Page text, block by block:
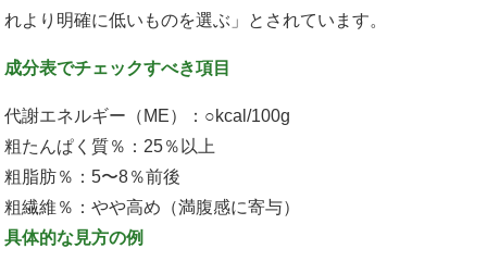
れより明確に低いものを選ぶ」とされています。
成分表でチェックすべき項目
代謝エネルギー（ME）：○kcal/100g
粗たんぱく質％：25％以上
粗脂肪％：5〜8％前後
粗繊維％：やや高め（満腹感に寄与）
具体的な見方の例